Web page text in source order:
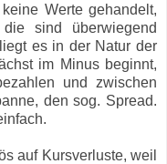
Werte gehandelt,
sind überwiegend
es in der Natur der
im Minus beginnt,
und zwischen
den sog. Spread.
auf Kursverluste, weil